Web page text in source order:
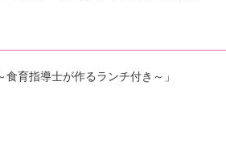
育指導士が作るランチ付き～」